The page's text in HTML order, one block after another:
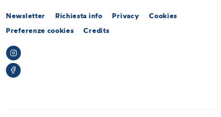
Newsletter Richiesta info Privacy
Cookies
Preferenze cookies
Credits